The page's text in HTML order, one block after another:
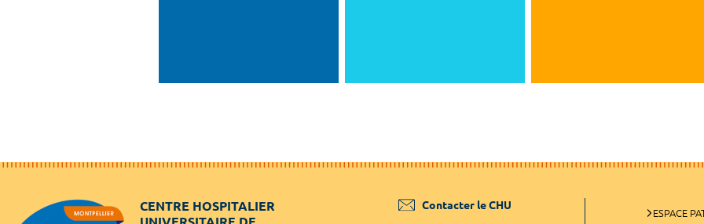
CENTRE HOSPITALIER
Contacter le CHU
ESPACE